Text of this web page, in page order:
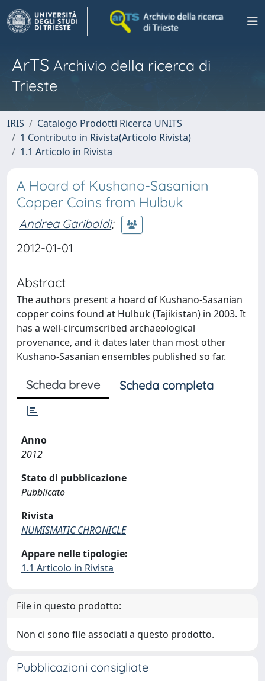
ArTS Archivio della ricerca di
Trieste
IRIS
Catalogo Prodotti Ricerca UNITS
1 Contributo in Rivista(Articolo Rivista)
1.1 Articolo in Rivista
A Hoard of Kushano-Sasanian
Copper Coins from Hulbuk
Andrea Gariboldi;
2012-01-01
Abstract
The authors present a hoard of Kushano-Sasanian
copper coins found at Hulbuk (Tajikistan) in 2003. It
has a well-circumscribed archaeological
provenance, and it dates later than most other
Kushano-Sasanian ensembles published so far.
Scheda breve Scheda completa
Anno
2012
Stato di pubblicazione
Pubblicato
Rivista
NUMISMATIC CHRONICLE
Appare nelle tipologie:
1.1 Articolo in Rivista
File in questo prodotto:
Non ci sono file associati a questo prodotto.
Pubblicazioni consigliate